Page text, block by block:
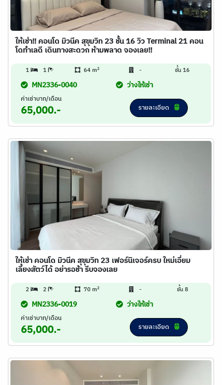
ให้เช่า!! คอนโด มิวนีค สุขุมวิท 23 ชั้น 16 วิว Terminal 21 คอน
โดทำเลดี เดินทางสะดวก ห้ามพลาด จองเลย!!
1 1 64 m2 - ชั้น 16
MN2336-0040 ว่างให้เช่า
ค่าเช่าบาท/เดือน
65,000.- รายละเอียด
ให้เช่า คอนโด มิวนีค สุขุมวิท 23 เฟอร์นิเจอร์ครบ ใหม่เอี่ยม
เลี้ยงสัตว์ได้ อย่ารอช้า รีบจองเลย
2 2 70 m2 - ชั้น 8
MN2336-0019 ว่างให้เช่า
ค่าเช่าบาท/เดือน
65,000.- รายละเอียด